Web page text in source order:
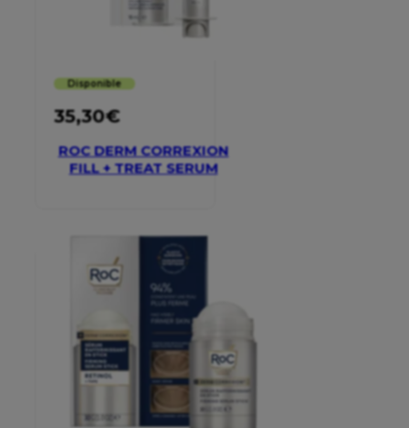
Disponible
35,30€
ROC DERM CORREXION
FILL + TREAT SERUM